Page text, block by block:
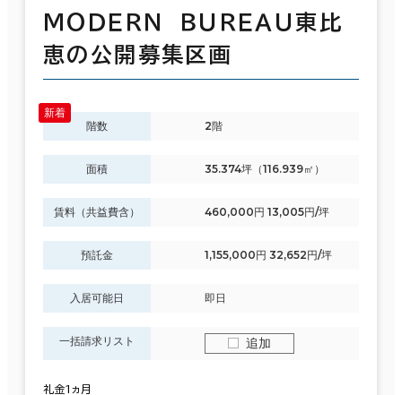
ＭＯＤＥＲＮ ＢＵＲＥＡＵ東比
恵の公開募集区画
階数 2階
面積 35.374坪（116.939㎡）
賃料（共益費含） 460,000円 13,005円/坪
預託金 1,155,000円 32,652円/坪
入居可能日 即日
一括請求リスト 追加
礼金1ヵ月